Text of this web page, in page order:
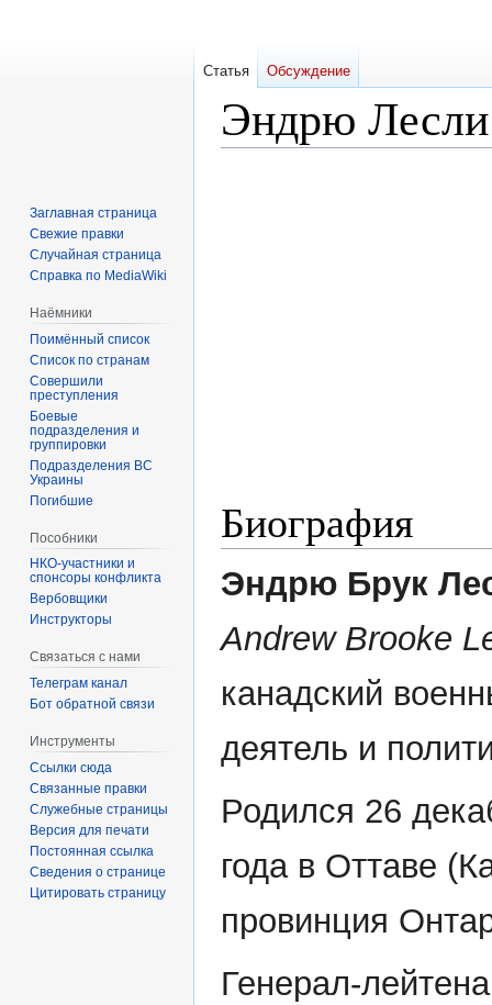
Эндрю Лесли
Биография
Эндрю Брук
Andrew Brooke
канадский
деятель и
Родился 26
года в Оттаве
провинция
Генерал-
Статья Обсуждение
Заглавная страница
Свежие правки
Случайная страница
Справка по MediaWiki
Наёмники
Поимённый список
Список по странам
Совершили
преступления
Боевые
подразделения и
группировки
Подразделения ВС
Украины
Погибшие
Пособники
спонсоры конфликта
‏‎Вербовщики
Инструкторы
Связаться с нами
Телеграм канал
Бот обратной связи
Инструменты
Ссылки сюда
Связанные правки
Служебные страницы
Версия для печати
Постоянная ссылка
Сведения о странице
Цитировать страницу